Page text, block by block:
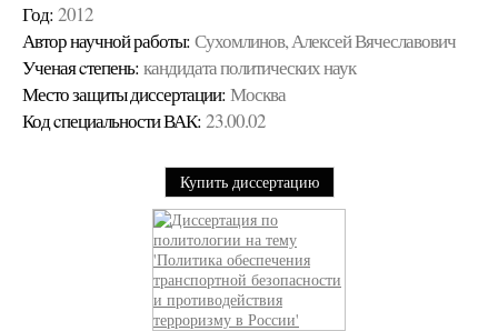
Год: 2012
Автор научной работы: Сухомлинов, Алексей Вячеславович
Ученая cтепень: кандидата политических наук
Место защиты диссертации: Москва
Код cпециальности ВАК: 23.00.02
Купить диссертацию